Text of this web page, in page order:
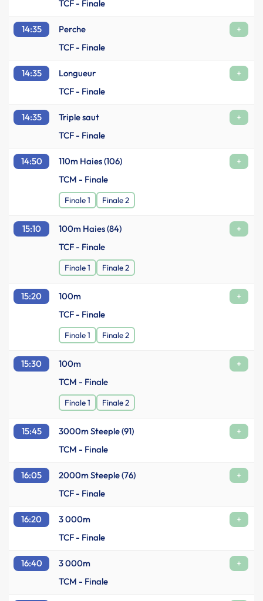
TCF - Finale
14:35 Perche
+
TCF - Finale
14:35 Longueur
+
TCF - Finale
14:35 Triple saut
+
TCF - Finale
14:50 110m Haies (106)
+
TCM - Finale
Finale 1 Finale 2
15:10 100m Haies (84)
+
TCF - Finale
Finale 1 Finale 2
15:20 100m
+
TCF - Finale
Finale 1 Finale 2
15:30 100m
+
TCM - Finale
Finale 1 Finale 2
15:45 3000m Steeple (91)
+
TCM - Finale
16:05 2000m Steeple (76)
+
TCF - Finale
16:20 3 000m
+
TCF - Finale
16:40 3 000m
+
TCM - Finale